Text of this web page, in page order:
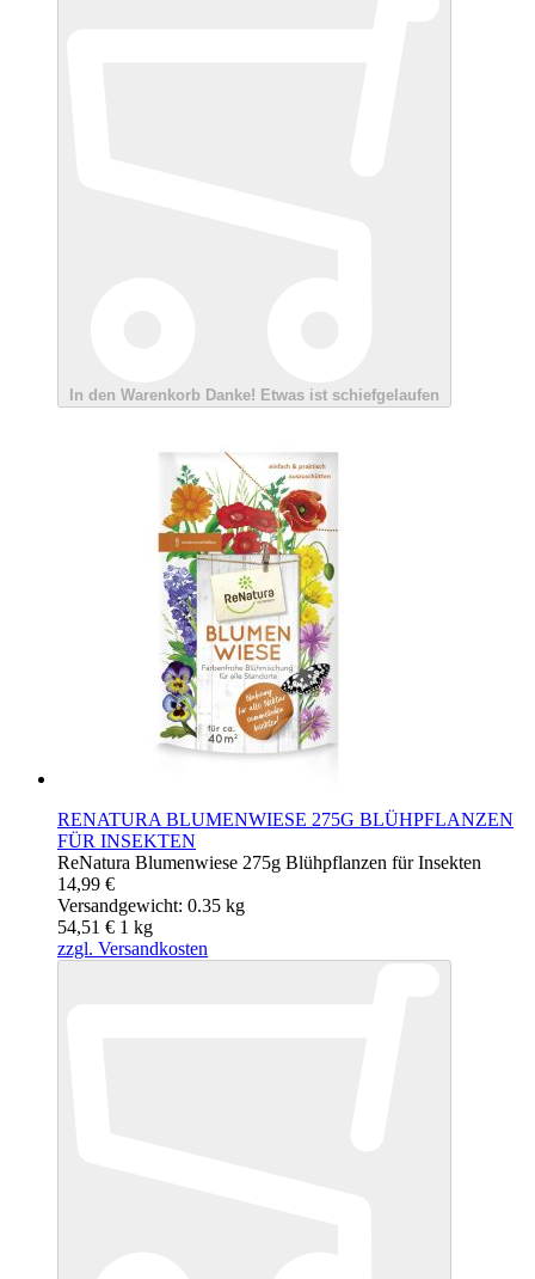
In den Warenkorb Danke! Etwas ist schiefgelaufen
RENATURA BLUMENWIESE 275G BLÜHPFLANZEN
FÜR INSEKTEN
ReNatura Blumenwiese 275g Blühpflanzen für Insekten
14,99 €
Versandgewicht: 0.35 kg
54,51 € 1 kg
zzgl. Versandkosten